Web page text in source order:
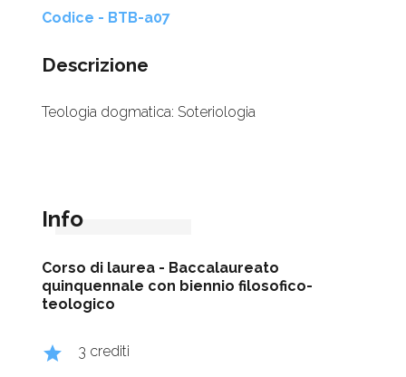
Codice - BTB-a07
Descrizione
Teologia dogmatica: Soteriologia
Info
Corso di laurea - Baccalaureato
quinquennale con biennio filosofico-
teologico
grade 3 crediti